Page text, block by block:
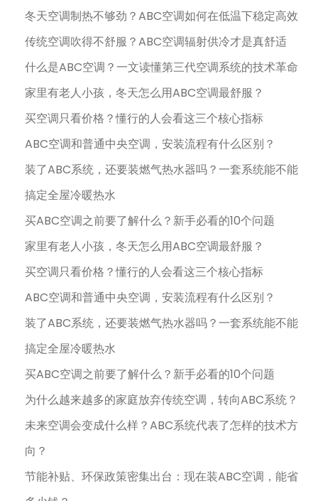
冬天空调制热不够劲？ABC空调如何在低温下稳定高效
传统空调吹得不舒服？ABC空调辐射供冷才是真舒适
什么是ABC空调？一文读懂第三代空调系统的技术革命
家里有老人小孩，冬天怎么用ABC空调最舒服？
买空调只看价格？懂行的人会看这三个核心指标
ABC空调和普通中央空调，安装流程有什么区别？
装了ABC系统，还要装燃气热水器吗？一套系统能不能
搞定全屋冷暖热水
买ABC空调之前要了解什么？新手必看的10个问题
家里有老人小孩，冬天怎么用ABC空调最舒服？
买空调只看价格？懂行的人会看这三个核心指标
ABC空调和普通中央空调，安装流程有什么区别？
装了ABC系统，还要装燃气热水器吗？一套系统能不能
搞定全屋冷暖热水
买ABC空调之前要了解什么？新手必看的10个问题
为什么越来越多的家庭放弃传统空调，转向ABC系统？
未来空调会变成什么样？ABC系统代表了怎样的技术方
向？
节能补贴、环保政策密集出台：现在装ABC空调，能省